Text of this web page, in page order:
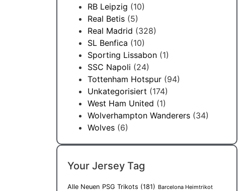
RB Leipzig (10)
Real Betis (5)
Real Madrid (328)
SL Benfica (10)
Sporting Lissabon (1)
SSC Napoli (24)
Tottenham Hotspur (94)
Unkategorisiert (174)
West Ham United (1)
Wolverhampton Wanderers (34)
Wolves (6)
Your Jersey Tag
Alle Neuen PSG Trikots (181) Barcelona Heimtrikot